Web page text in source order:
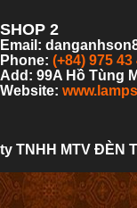
SHOP 2
Email:
Phone: (+84) 975 43
Add: 99A Hồ Tùng
Website:
Website
ty TNHH MTV ĐÈN